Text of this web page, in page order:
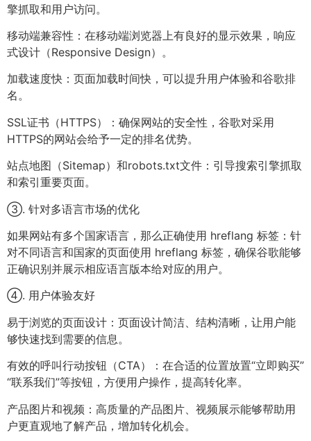
擎抓取和用户访问。
移动端兼容性：在移动端浏览器上有良好的显示效果，响应
式设计（Responsive Design）。
加载速度快：页面加载时间快，可以提升用户体验和谷歌排
名。
SSL证书（HTTPS）：确保网站的安全性，谷歌对采用
HTTPS的网站会给予一定的排名优势。
站点地图（Sitemap）和robots.txt文件：引导搜索引擎抓取
和索引重要页面。
③. 针对多语言市场的优化
如果网站有多个国家语言，那么正确使用 hreflang 标签：针
对不同语言和国家的页面使用 hreflang 标签，确保谷歌能够
正确识别并展示相应语言版本给对应的用户。
④. 用户体验友好
易于浏览的页面设计：页面设计简洁、结构清晰，让用户能
够快速找到需要的信息。
有效的呼叫行动按钮（CTA）：在合适的位置放置“立即购买”
“联系我们”等按钮，方便用户操作，提高转化率。
产品图片和视频：高质量的产品图片、视频展示能够帮助用
户更直观地了解产品，增加转化机会。